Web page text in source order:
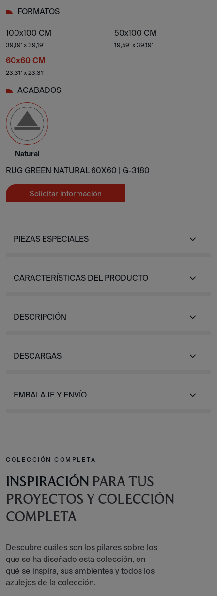
FORMATOS
100x100 CM
39,19' x 39,19'
50x100 CM
19,59' x 39,19'
60x60 CM
23,31' x 23,31'
ACABADOS
Natural
RUG GREEN NATURAL 60X60 | G-3180
Solicitar información
PIEZAS ESPECIALES
CARACTERÍSTICAS DEL PRODUCTO
DESCRIPCIÓN
DESCARGAS
EMBALAJE Y ENVÍO
COLECCIÓN COMPLETA
INSPIRACIÓN PARA TUS
PROYECTOS Y COLECCIÓN
COMPLETA
Descubre cuáles son los pilares sobre los
que se ha diseñado esta colección, en
qué se inspira, sus ambientes y todos los
azulejos de la colección.